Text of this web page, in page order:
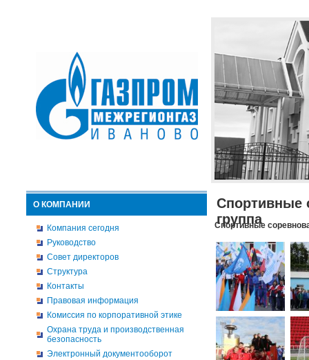
О КОМПАНИИ
Компания сегодня
Руководство
Совет директоров
Структура
Контакты
Правовая информация
Комиссия по корпоративной этике
Охрана труда и производственная
безопасность
Электронный документооборот
Спортивные
группа
Спортивные